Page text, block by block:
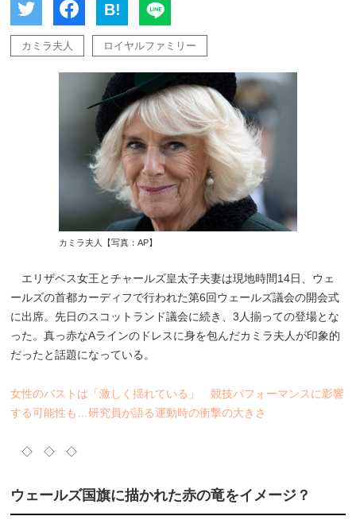
B!
カミラ夫人 ロイヤルファミリー
カミラ夫人【写真：AP】
エリザベス女王とチャールズ皇太子夫妻は現地時間14日、ウェ
ールズの首都カーディフで行われた第6回ウェールズ議会の開会式
に出席。先日のスコットランド議会に続き、3人揃っての登場とな
った。真っ赤なAラインのドレスに身を包んだカミラ夫人が印象的
だったと話題になっている。
女性のバストは「激しく揺れている」 競技パフォーマンスに影響
する可能性も…研究員が語る運動時の衝撃の大きさ
◇ ◇ ◇
ウェールズ国旗に描かれた赤の竜をイメージ？